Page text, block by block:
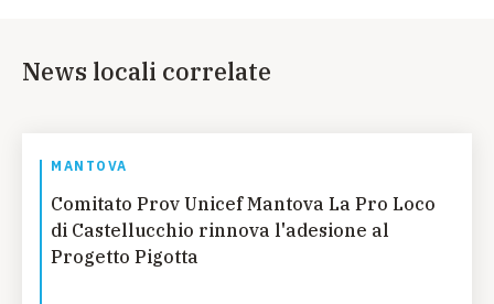
News locali correlate
MANTOVA
Comitato Prov Unicef Mantova La Pro Loco
di Castellucchio rinnova l'adesione al
Progetto Pigotta